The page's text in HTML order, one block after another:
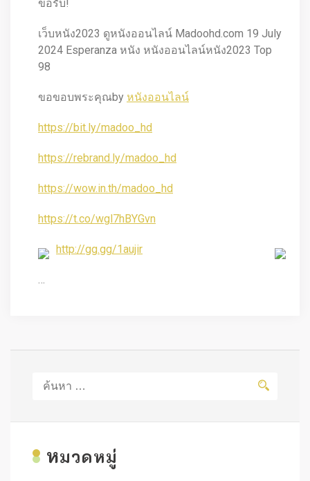
ขอรับ!
เว็บหนัง2023 ดูหนังออนไลน์ Madoohd.com 19 July
2024 Esperanza หนัง หนังออนไลน์หนัง2023 Top
98
ขอขอบพระคุณby หนังออนไลน์
https://bit.ly/madoo_hd
https://rebrand.ly/madoo_hd
https://wow.in.th/madoo_hd
https://t.co/wgl7hBYGvn
http://gg.gg/1aujir
…
ค้นหา
สำหรับ:
หมวดหมู่